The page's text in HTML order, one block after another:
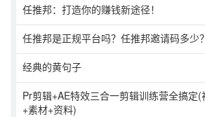
任推邦：打造你的赚钱新途径！
任推邦是正规平台吗？任推邦邀请码多少？
经典的黄句子
Pr剪辑+AE特效三合一剪辑训练营全搞定(
+素材+资料)